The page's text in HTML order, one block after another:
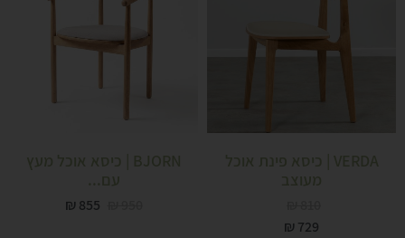
VERDA | כיסא פינת אוכל
מעוצב
₪ 729
BJORN | כיסא אוכל מעץ
עם...
₪ 855